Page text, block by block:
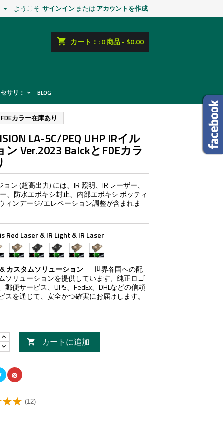
ようこそ サインイン または アカウントを作成

shopping_cart カート：: 0商品 - $0.00
サリ： BLOG
カラー在庫あり
LA-5C/PEQ UHP IRイル
Ver.2023 BalckとFDEカラ
ョン (超高出力) には、IR 照明、IR レーザー、
、防水エポキシ封止、内部エポキシ ポッティ
ィンデージ/エレベーション調整が含まれま
Red Laser & IR Light & IR Laser
TAN
&
Vis
Green
Laser
&
IR
Black
&
Vis
Red
Laser
&
LED
Laser
Black
&
Green
Laser
&
LED
Laser
TAN
&
Vis
Red
Laser
&
LED
Laser
TAN
&
Vis
Green
Laser
&
LED
カスタムソリューション— 世界各国への配
ソリューションを提供しています。純正ロゴ
郵便サービス、UPS、FedEx、DHLなどの信頼
スを通じて、安全かつ確実にお届けします。
 カートに追加
(12)